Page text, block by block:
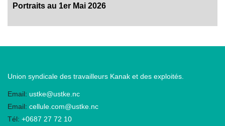
Portraits au 1er Mai 2026
Union syndicale des travailleurs Kanak et des exploités.
Email: ustke@ustke.nc
Email: cellule.com@ustke.nc
Tél: +0687 27 72 10